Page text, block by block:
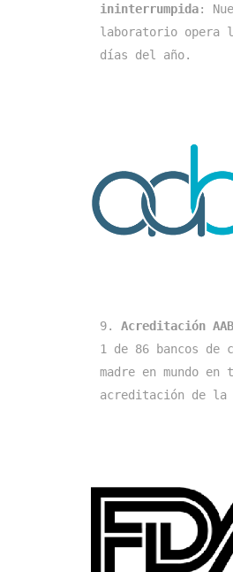
ininterrumpida:
laboratorio opera
días del año.
9. Acreditación
1 de 86 bancos de
madre en mundo
acreditación de la